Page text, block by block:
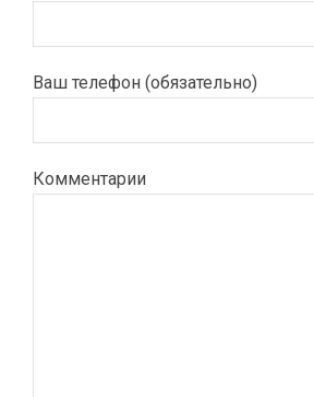
Ваш телефон (обязательно)
Комментарии